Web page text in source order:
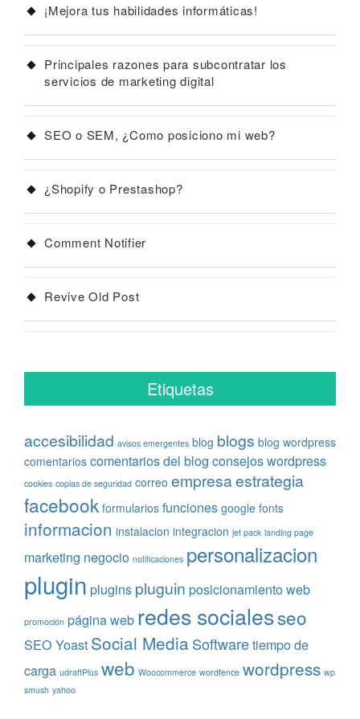
¡Mejora tus habilidades informáticas!
Principales razones para subcontratar los
servicios de marketing digital
SEO o SEM, ¿Como posiciono mi web?
¿Shopify o Prestashop?
Comment Notifier
Revive Old Post
Etiquetas
accesibilidad avisos emergentes blog blogs blog wordpress
comentarios comentarios del blog consejos wordpress
cookies copias de seguridad correo empresaestrategia
facebook formularios funciones google fonts
informacion instalacion integracion jet pack landing page
marketing negocio notificaciones personalizacion
plugin plugins pluguin posicionamiento web
promoción página web redes socialesseo
SEO Yoast Social Media Softwaretiempo de
carga udraftPlus web Woocommerce wordfence wordpress wp
smush yahoo